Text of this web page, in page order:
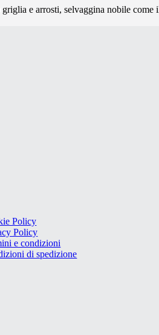
e arrosti, selvaggina nobile
Policy
Policy
e condizioni
di spedizione